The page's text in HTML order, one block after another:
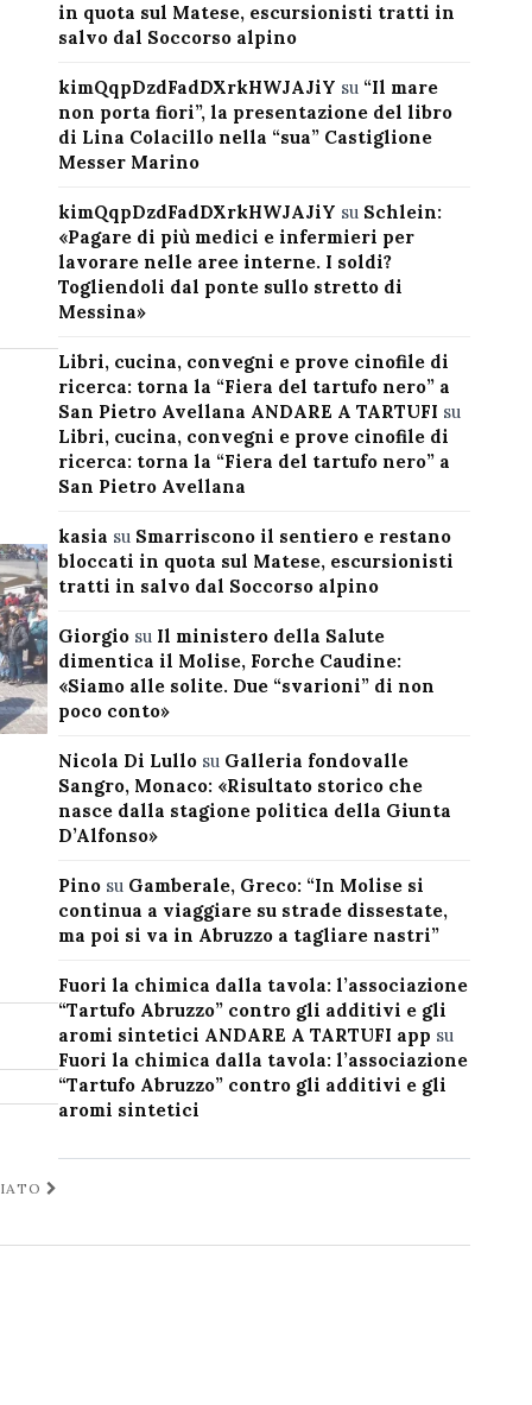
in quota sul Matese, escursionisti tratti in
salvo dal Soccorso alpino
kimQqpDzdFadDXrkHWJAJiY su “Il mare
non porta fiori”, la presentazione del libro
di Lina Colacillo nella “sua” Castiglione
Messer Marino
kimQqpDzdFadDXrkHWJAJiY su Schlein:
«Pagare di più medici e infermieri per
lavorare nelle aree interne. I soldi?
Togliendoli dal ponte sullo stretto di
Messina»
Libri, cucina, convegni e prove cinofile di
ricerca: torna la “Fiera del tartufo nero” a
San Pietro Avellana ANDARE A TARTUFI su
Libri, cucina, convegni e prove cinofile di
ricerca: torna la “Fiera del tartufo nero” a
San Pietro Avellana
kasia su Smarriscono il sentiero e restano
bloccati in quota sul Matese, escursionisti
tratti in salvo dal Soccorso alpino
Giorgiosu Il ministero della Salute
dimentica il Molise, Forche Caudine:
«Siamo alle solite. Due “svarioni” di non
poco conto»
Nicola Di Lullosu Galleria fondovalle
Sangro, Monaco: «Risultato storico che
nasce dalla stagione politica della Giunta
D’Alfonso»
Pinosu Gamberale, Greco: “In Molise si
continua a viaggiare su strade dissestate,
ma poi si va in Abruzzo a tagliare nastri”
Fuori la chimica dalla tavola: l’associazione
“Tartufo Abruzzo” contro gli additivi e gli
aromi sintetici ANDARE A TARTUFI app su
Fuori la chimica dalla tavola: l’associazione
“Tartufo Abruzzo” contro gli additivi e gli
aromi sintetici